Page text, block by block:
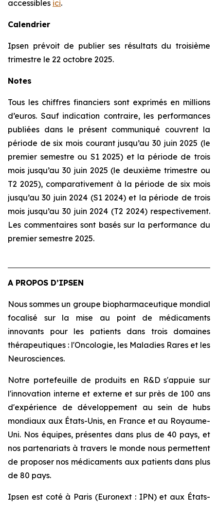
accessibles ici.
Calendrier
Ipsen prévoit de publier ses résultats du troisième
trimestre le 22 octobre 2025.
Notes
Tous les chiffres financiers sont exprimés en millions
d’euros. Sauf indication contraire, les performances
publiées dans le présent communiqué couvrent la
période de six mois courant jusqu’au 30 juin 2025 (le
premier semestre ou S1 2025) et la période de trois
mois jusqu’au 30 juin 2025 (le deuxième trimestre ou
T2 2025), comparativement à la période de six mois
jusqu’au 30 juin 2024 (S1 2024) et la période de trois
mois jusqu’au 30 juin 2024 (T2 2024) respectivement.
Les commentaires sont basés sur la performance du
premier semestre 2025.
A PROPOS D’IPSEN
Nous sommes un groupe biopharmaceutique mondial
focalisé sur la mise au point de médicaments
innovants pour les patients dans trois domaines
thérapeutiques : l'Oncologie, les Maladies Rares et les
Neurosciences.
Notre portefeuille de produits en R&D s'appuie sur
l'innovation interne et externe et sur près de 100 ans
d'expérience de développement au sein de hubs
mondiaux aux États-Unis, en France et au Royaume-
Uni. Nos équipes, présentes dans plus de 40 pays, et
nos partenariats à travers le monde nous permettent
de proposer nos médicaments aux patients dans plus
de 80 pays.
Ipsen est coté à Paris (Euronext : IPN) et aux États-